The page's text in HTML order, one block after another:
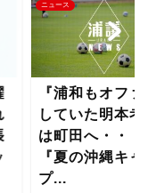
ニュース
『浦和もオファ
していた明本考
は町田へ・・・
『夏の沖縄キャ
プ...